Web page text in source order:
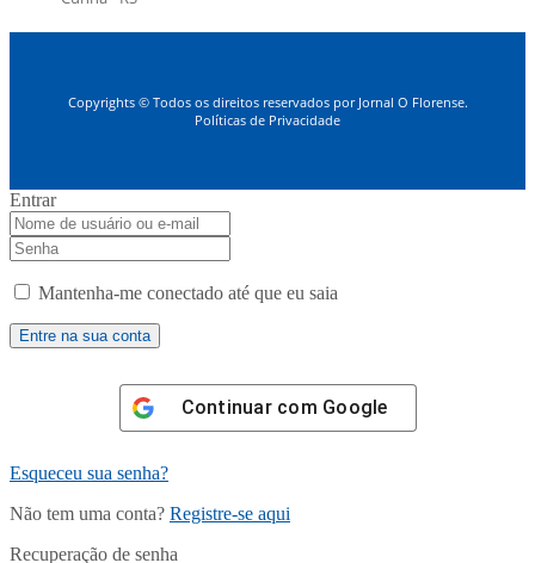
Copyrights © Todos os direitos reservados por Jornal O Florense.
Políticas de Privacidade
Entrar
Mantenha-me conectado até que eu saia
Continuar com Google
Esqueceu sua senha?
Não tem uma conta? Registre-se aqui
Recuperação de senha